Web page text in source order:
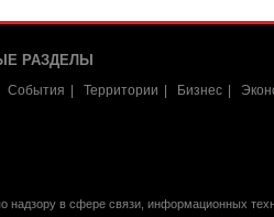
РАЗДЕЛЫ
События Территории Бизнес
в сфере связи, информационных